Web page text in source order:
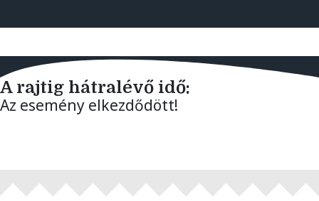
A rajtig hátralévő idő:
Az esemény elkezdődött!